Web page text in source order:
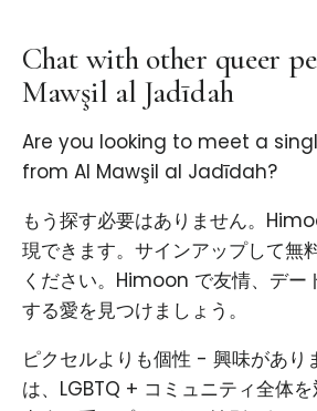
Chat with other queer
Mawşil al Jadīdah
Are you looking to meet a
from Al Mawşil al Jadīdah?
もう探す必要はありません。
現できます。サインアップして無
ください。Himoon で友情、デー
する愛を見つけましょう。
ピクセルよりも個性 - 興味があり
は、LGBTQ + コミュニティ全体